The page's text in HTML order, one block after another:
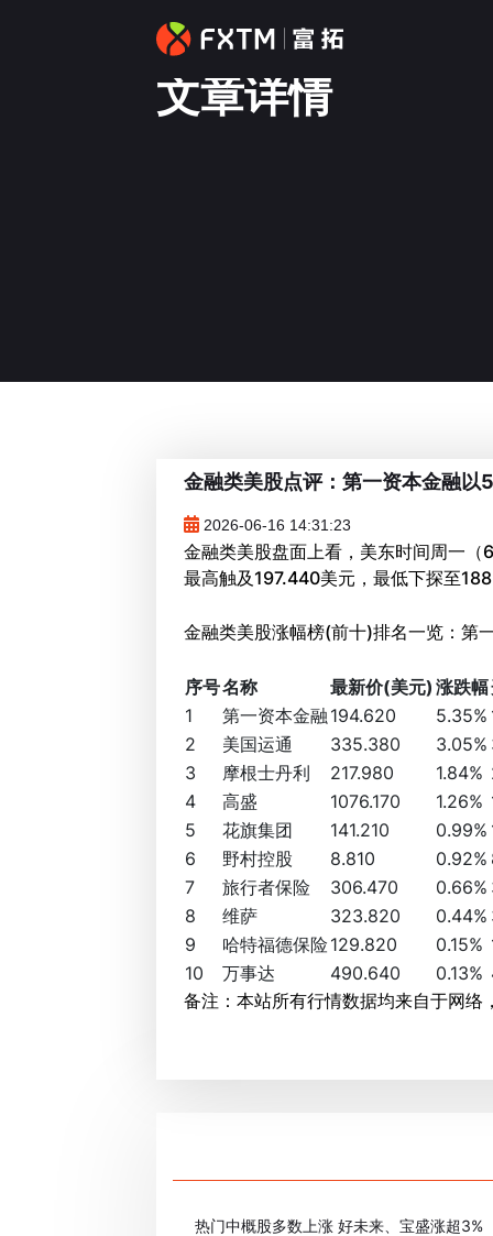
文章详情
金融类美股点评：第一资本金融以
2026-06-16 14:31:23
金融类美股盘面上看，美东时间周一
最高触及197.440美元，最低下探至
金融类美股涨幅榜(前十)排名一览：第
序号名称 最新价(美元) 涨跌幅
1
第一资本金融 194.620 5.35%
2
美国运通 335.380 3.05%
3
摩根士丹利 217.980 1.84%
4
高盛 1076.170 1.26%
5
花旗集团 141.210 0.99%
6
野村控股 8.810 0.92%
7
旅行者保险 306.470 0.66%
8
维萨 323.820 0.44%
9
哈特福德保险 129.820 0.15%
10
万事达 490.640 0.13%
备注：本站所有行情数据均来自于网
热门中概股多数上涨 好未来、宝盛涨超3%